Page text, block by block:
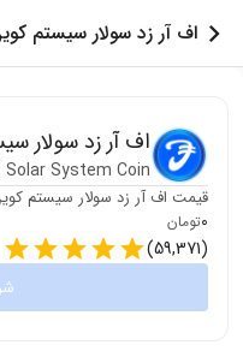
اف آر زد سولار سیستم
سیستم کوین
اف آر زد سولار
Solar System Coin
قیمت اف آر زد سولار سیستم
0تومان
(
59,371
)